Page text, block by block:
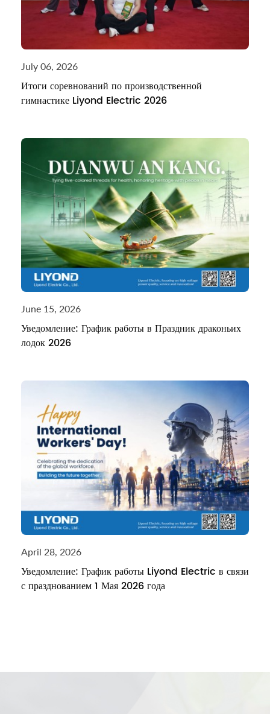
July 06, 2026
Итоги соревнований по производственной
гимнастике Liyond Electric 2026
June 15, 2026
Уведомление: График работы в Праздник драконьих
лодок 2026
April 28, 2026
Уведомление: График работы Liyond Electric в связи
с празднованием 1 Мая 2026 года